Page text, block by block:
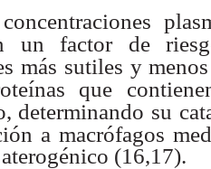
un factor de
más sutiles y
que
determinando su
a macrófagos
(16,17).